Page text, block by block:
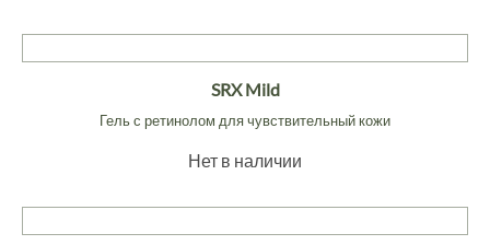
SRX Mild
Гель с ретинолом для чувствительный кожи
Нет в наличии